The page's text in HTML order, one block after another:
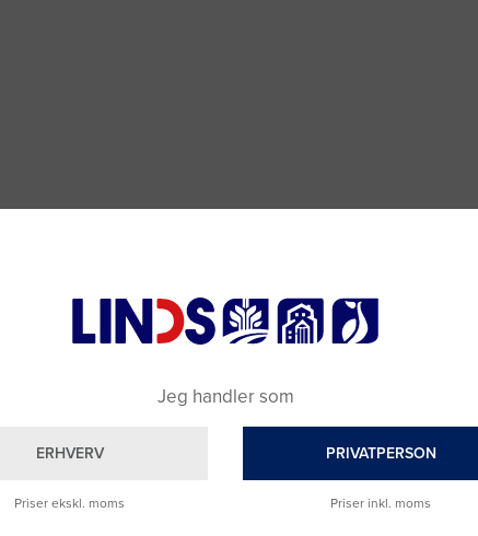
Grensav Felco 640 Buet 270 mm
Varenummer: 3084250
Læg i kurv
Jeg handler som
ERHVERV
Priser ekskl. moms
PRIVATPERSON
Priser inkl. moms